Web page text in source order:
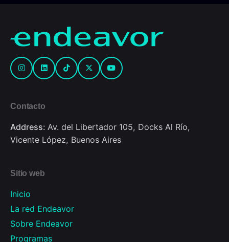
Contacto
Address: Av. del Libertador 105, Docks Al Río,
Vicente López, Buenos Aires
Sitio web
Inicio
La red Endeavor
Sobre Endeavor
Programas